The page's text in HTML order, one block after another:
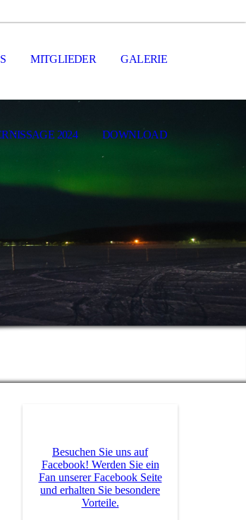
MITGLIEDER GALERIE
2024 DOWNLOAD
Besuchen Sie uns auf
Facebook! Werden Sie ein
Fan unserer Facebook Seite
und erhalten Sie besondere
Vorteile.